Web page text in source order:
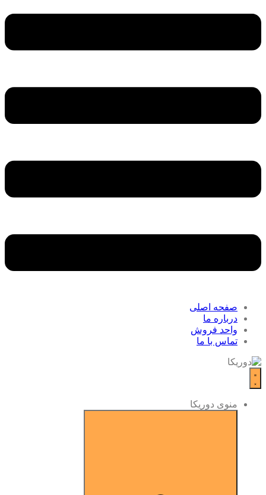
صفحه اصلی
درباره ما
واحد فروش
تماس با ما
منوی دوریکا